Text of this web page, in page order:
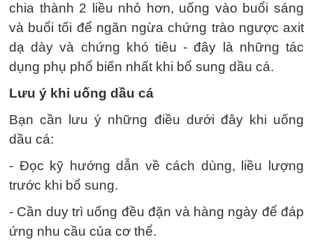
chia thành 2 liều nhỏ hơn, uống vào buổi sáng
và buổi tối để ngăn ngừa chứng trào ngược axit
dạ dày và chứng khó tiêu - đây là những tác
dụng phụ phổ biến nhất khi bổ sung dầu cá.
Lưu ý khi uống dầu cá
Bạn cần lưu ý những điều dưới đây khi uống
dầu cá:
- Đọc kỹ hướng dẫn về cách dùng, liều lượng
trước khi bổ sung.
- Cần duy trì uống đều đặn và hàng ngày để đáp
ứng nhu cầu của cơ thể.